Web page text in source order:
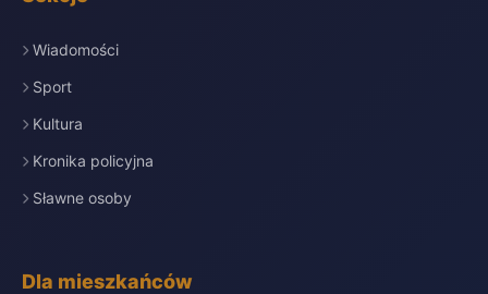
Wiadomości
Sport
Kultura
Kronika policyjna
Sławne osoby
Dla mieszkańców